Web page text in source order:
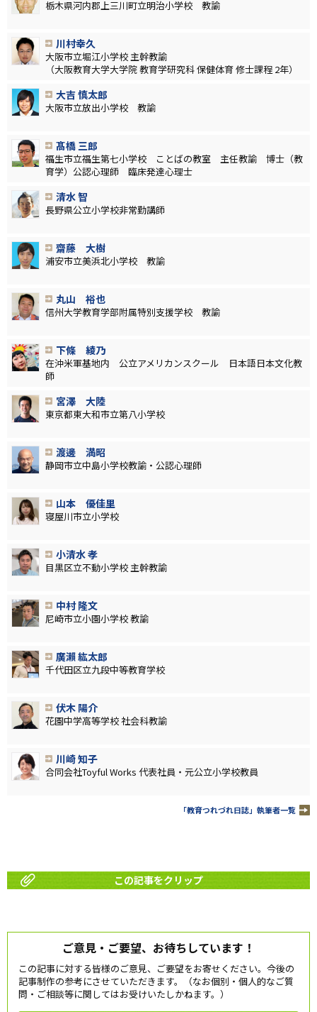
栃木県河内郡上三川町立明治小学校 教諭
川村幸久
大阪市立堀江小学校 主幹教諭
（大阪教育大学大学院 教育学研究科 保健体育 修士課程 2年）
大吉 慎太郎
大阪市立放出小学校 教諭
髙橋 三郎
福生市立福生第七小学校 ことばの教室 主任教諭 博士（教
育学）公認心理師 臨床発達心理士
清水 智
長野県公立小学校非常勤講師
齋藤 大樹
浦安市立美浜北小学校 教諭
丸山 裕也
信州大学教育学部附属特別支援学校 教諭
下條 綾乃
在沖米軍基地内 公立アメリカンスクール 日本語日本文化教
師
宮澤 大陸
東京都東大和市立第八小学校
渡邊 満昭
静岡市立中島小学校教諭・公認心理師
山本 優佳里
寝屋川市立小学校
小清水 孝
目黒区立不動小学校 主幹教諭
中村 隆文
尼崎市立小園小学校 教諭
廣瀨 紘太郎
千代田区立九段中等教育学校
伏木 陽介
花園中学高等学校 社会科教諭
川崎 知子
合同会社Toyful Works 代表社員・元公立小学校教員
「教育つれづれ日誌」執筆者一覧
この記事をクリップ
ご意見・ご要望、お待ちしています！
この記事に対する皆様のご意見、ご要望をお寄せください。今後の
記事制作の参考にさせていただきます。（なお個別・個人的なご質
問・ご相談等に関してはお受けいたしかねます。）